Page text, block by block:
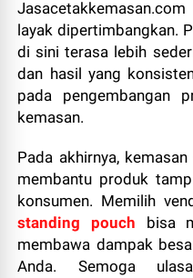
layak dipertimbangkan.
di sini terasa lebih
dan hasil yang
pada pengembangan
kemasan.
Pada akhirnya,
membantu produk
konsumen. Memilih
standing pouch bisa
membawa dampak
Anda. Semoga